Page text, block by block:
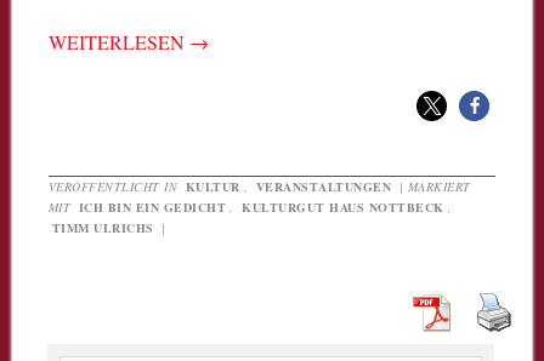
WEITERLESEN →
VERÖFFENTLICHT IN KULTUR VERANSTALTUNGEN | MARKIERT
MIT ICH BIN EIN GEDICHT KULTURGUT HAUS NOTTBECK
TIMM ULRICHS
|